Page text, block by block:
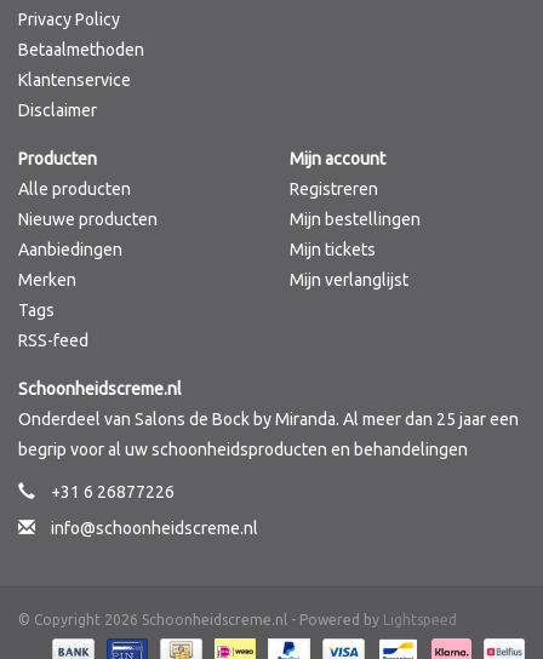
Ekseption Skincare
Blog
Merken
Privacy Policy
Betaalmethoden
Klantenservice
Disclaimer
Producten
Alle producten
Nieuwe producten
Aanbiedingen
Merken
Tags
RSS-feed
Mijn account
Registreren
Mijn bestellingen
Mijn tickets
Mijn verlanglijst
Schoonheidscreme.nl
Onderdeel van Salons de Bock by Miranda. Al meer dan 25 jaar een
begrip voor al uw schoonheidsproducten en behandelingen
+31 6 26877226
info@schoonheidscreme.nl
© Copyright 2026 Schoonheidscreme.nl - Powered by Lightspeed